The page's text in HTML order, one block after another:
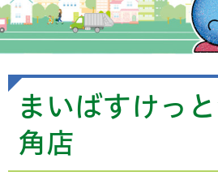
まいばすけっ
角店